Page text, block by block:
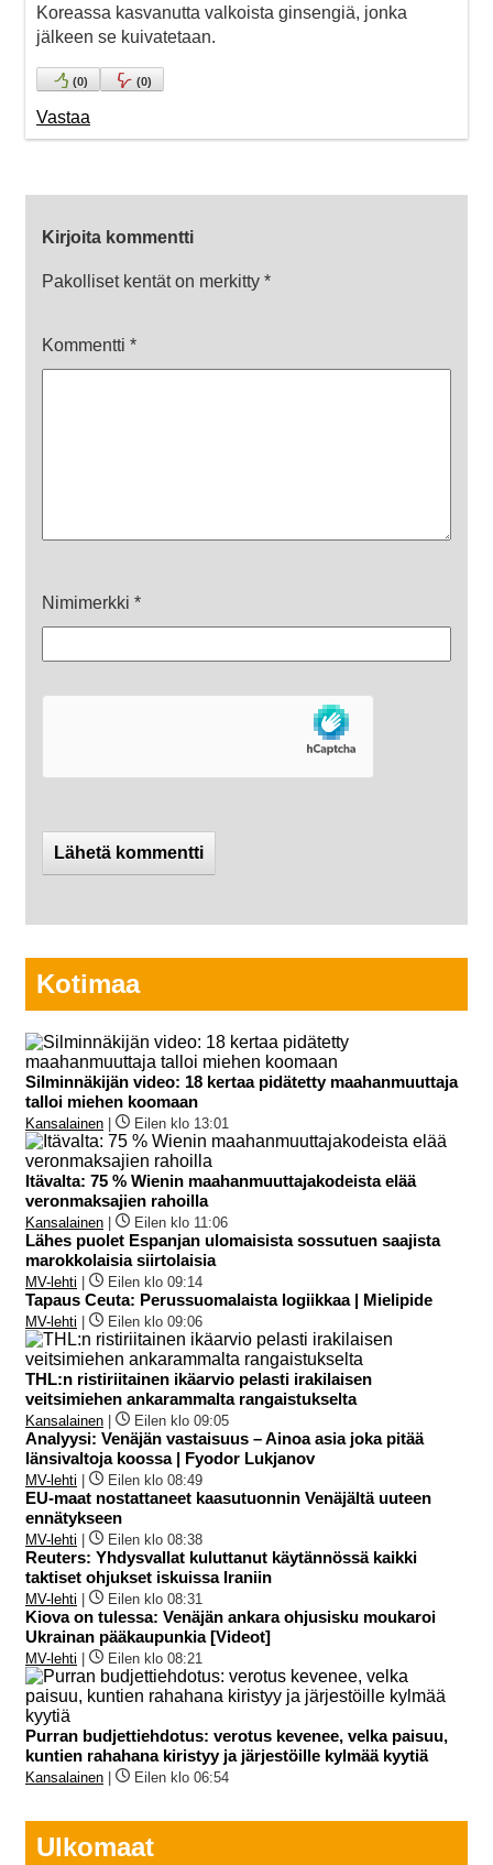
Koreassa kasvanutta valkoista ginsengiä, jonka
jälkeen se kuivatetaan.
(0) (0)
Vastaa
Kirjoita kommentti
Pakolliset kentät on merkitty *
Kommentti *
Nimimerkki *
Kotimaa
Silminnäkijän video: 18 kertaa pidätetty maahanmuuttaja
talloi miehen koomaan
Kansalainen Eilen klo 13:01
Itävalta: 75 % Wienin maahanmuuttajakodeista elää
veronmaksajien rahoilla
Kansalainen Eilen klo 11:06
Lähes puolet Espanjan ulomaisista sossutuen saajista
marokkolaisia siirtolaisia
MV-lehti Eilen klo 09:14
Tapaus Ceuta: Perussuomalaista logiikkaa | Mielipide
MV-lehti Eilen klo 09:06
THL:n ristiriitainen ikäarvio pelasti irakilaisen
veitsimiehen ankarammalta rangaistukselta
Kansalainen Eilen klo 09:05
Analyysi: Venäjän vastaisuus – Ainoa asia joka pitää
länsivaltoja koossa | Fyodor Lukjanov
MV-lehti Eilen klo 08:49
EU-maat nostattaneet kaasutuonnin Venäjältä uuteen
ennätykseen
MV-lehti Eilen klo 08:38
Reuters: Yhdysvallat kuluttanut käytännössä kaikki
taktiset ohjukset iskuissa Iraniin
MV-lehti Eilen klo 08:31
Kiova on tulessa: Venäjän ankara ohjusisku moukaroi
Ukrainan pääkaupunkia [Videot]
MV-lehti Eilen klo 08:21
Purran budjettiehdotus: verotus kevenee, velka paisuu,
kuntien rahahana kiristyy ja järjestöille kylmää kyytiä
Kansalainen Eilen klo 06:54
Ulkomaat